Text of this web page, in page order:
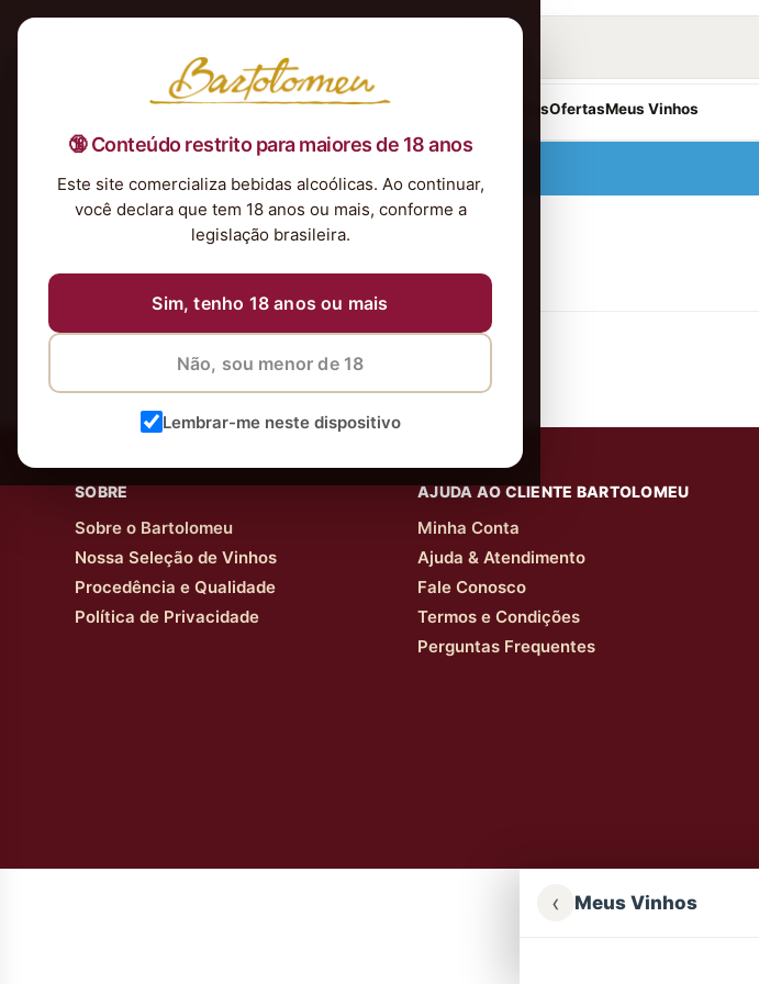
🔞 Conteúdo restrito para maiores de 18 anos
Este site comercializa bebidas alcoólicas. Ao continuar,
você declara que tem 18 anos ou mais, conforme a
legislação brasileira.
Sim, tenho 18 anos ou mais
Não, sou menor de 18
Lembrar-me neste dispositivo
Nossa Seleção TintosBrancosEspumantesRosés Kits & PresentesOfertasMeus Vinhos
SOBRE
Sobre o Bartolomeu
Nossa Seleção de Vinhos
Procedência e Qualidade
Política de Privacidade
AJUDA AO CLIENTE BARTOLOMEU
Minha Conta
Ajuda & Atendimento
Fale Conosco
Termos e Condições
Perguntas Frequentes
‹ Meus Vinhos